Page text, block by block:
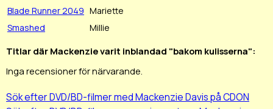
Blade Runner 2049 Mariette
Smashed
Millie
Titlar där Mackenzie varit inblandad "bakom kulisserna":
Inga recensioner för närvarande.
Sök efter DVD/BD-filmer med Mackenzie Davis på CDON